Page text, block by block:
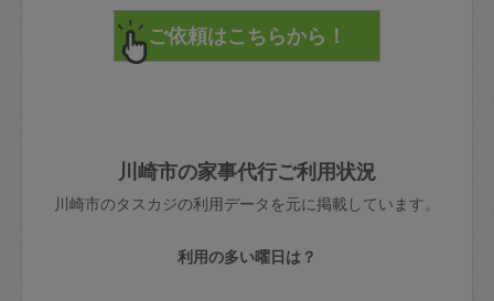
直前キャンセル料：
72時間前〜24時間前＝依頼料金の50%
依頼者不在による当日キャンセル＝依頼
金額の100%＋交通費全額
※例：依頼日時／土曜日午前9時開始の場
みてください。
その後、一番気に入ったタスカジさんに
てください。
不在時に部屋に入るためにタスカジさん
きた場合は損害保険の対象外となるので
ご注意ください。
で、必ず鍵のかかるロッカーや金庫に入
れて依頼者の責任の元管理するよう心掛
けてください。
玉、など
あわせてこちらも参照ください：初めて
はありますか？
川崎市の家事代行ご利用状況
川崎市のタスカジの利用データを元に掲載しています。
利用の多い曜日は？